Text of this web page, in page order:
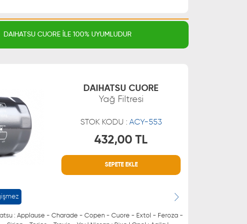
DAIHATSU CUORE İLE 100% UYUMLUDUR
DAIHATSU CUORE
Yağ Filtresi
STOK KODU : ACY-553
432,00 TL
SEPETE EKLE
329 21 55